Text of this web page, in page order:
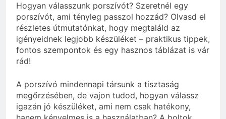
Hogyan válasszunk porszívót? Szeretnél egy
porszívót, ami tényleg passzol hozzád? Olvasd el
részletes útmutatónkat, hogy megtaláld az
igényeidnek legjobb készüléket – praktikus tippek,
fontos szempontok és egy hasznos táblázat is vár
rád!
A porszívó mindennapi társunk a tisztaság
megőrzésében, de vajon tudod, hogyan válassz
igazán jó készüléket, ami nem csak hatékony,